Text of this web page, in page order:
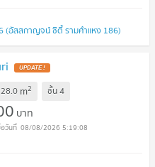
(อัสสกาญจน์ ซิตี้ รามคำแหง 186)
UPDATE !
28.0 m2 ชั้น4
บาท
08/08/2026 5:19:08